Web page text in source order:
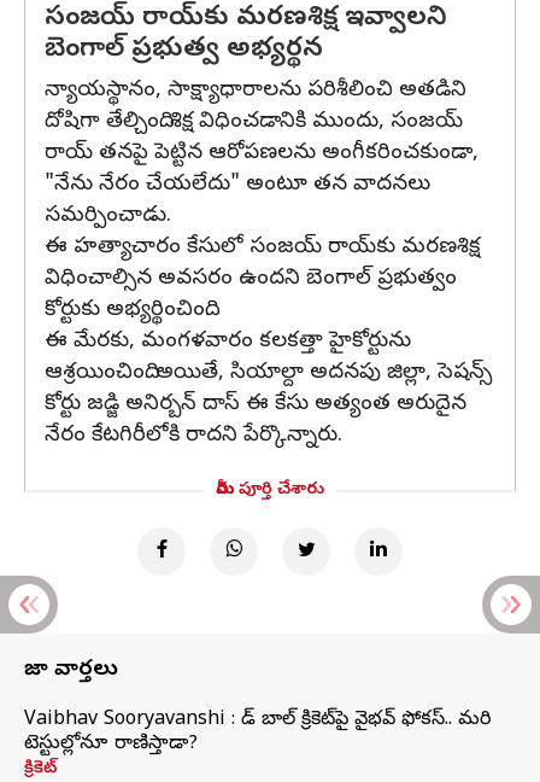
సంజయ్ రాయ్‌కు మరణశిక్ష ఇవ్వాలని
బెంగాల్ ప్రభుత్వ అభ్యర్థన
న్యాయస్థానం, సాక్ష్యాధారాలను పరిశీలించి అతడిని
దోషిగా తేల్చింది. శిక్ష విధించడానికి ముందు, సంజయ్
రాయ్ తనపై పెట్టిన ఆరోపణలను అంగీకరించకుండా,
"నేను నేరం చేయలేదు" అంటూ తన వాదనలు
సమర్పించాడు.
ఈ హత్యాచారం కేసులో సంజయ్ రాయ్‌కు మరణశిక్ష
విధించాల్సిన అవసరం ఉందని బెంగాల్ ప్రభుత్వం
కోర్టుకు అభ్యర్థించింది.
ఈ మేరకు, మంగళవారం కలకత్తా హైకోర్టును
ఆశ్రయించింది. అయితే, సియాల్దా అదనపు జిల్లా, సెషన్స్
కోర్టు జడ్జి అనిర్బన్ దాస్ ఈ కేసు అత్యంత అరుదైన
నేరం కేటగిరీలోకి రాదని పేర్కొన్నారు.
మీరు పూర్తి చేశారు
తాజా వార్తలు
Vaibhav Sooryavanshi : రెడ్ బాల్ క్రికెట్‌పై వైభవ్ ఫోకస్.. మరి
టెస్టుల్లోనూ రాణిస్తాడా?
క్రికెట్